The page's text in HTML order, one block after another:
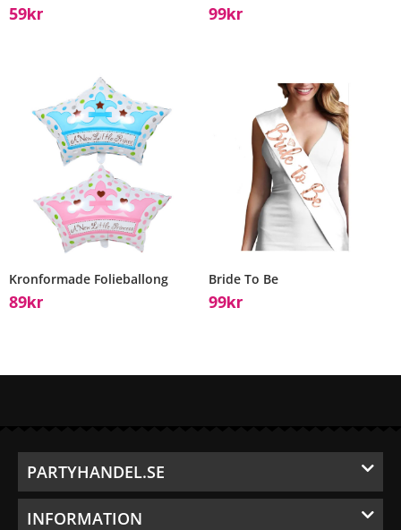
59Kr 99Kr
Kronformade Folieballong
89Kr
Bride To Be
99Kr
PARTYHANDEL.SE
INFORMATION